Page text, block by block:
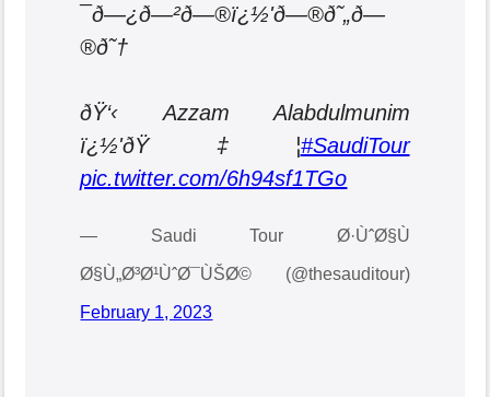
¯ð—¿ð—²ð—®ï¿½'ð—®ð˜„ð—
®ð˜†
ðŸ‘‹ Azzam Alabdulmunim
ï¿½'ðŸ‡¦#SaudiTour
pic.twitter.com/6h94sf1TGo
— Saudi Tour Ø·ÙˆØ§Ù
Ø§Ù„Ø³Ø¹ÙˆØ¯ÙŠØ© (@thesauditour)
February 1, 2023